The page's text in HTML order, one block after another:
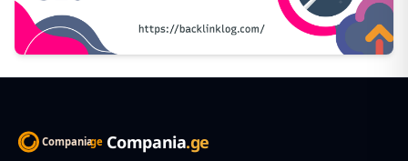
Compania.ge